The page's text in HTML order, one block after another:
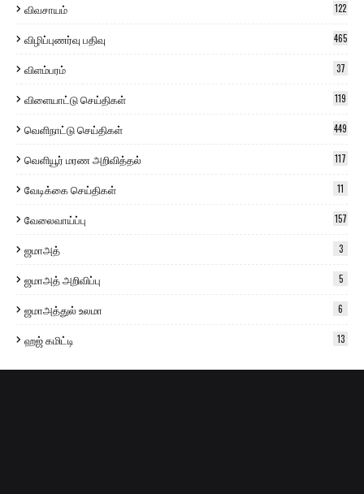
விவசாயம் 122
விழிப்புணர்வு பதிவு 465
விளம்பரம் 37
விளையாட்டு செய்திகள் 119
வெளிநாட்டு செய்திகள் 449
வெளியூர் மரண அறிவித்தல் 117
வேடிக்கை செய்திகள் 11
வேலைவாய்ப்பு 157
ஜமாஅத் 3
ஜமாஅத் அறிவிப்பு 5
ஜமாஅத்துல் உலமா 6
ஹஜ் கமிட்டி 13